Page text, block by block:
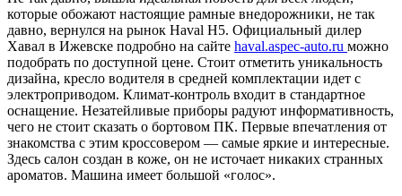
которые обожают настоящие рамные внедорожники, не так
давно, вернулся на рынок Haval H5. Официальный дилер
Хавал в Ижевске подробно на сайте haval.aspec-auto.ru можно
подобрать по доступной цене. Стоит отметить уникальность
дизайна, кресло водителя в средней комплектации идет с
электроприводом. Климат-контроль входит в стандартное
оснащение. Незатейливые приборы радуют информативность,
чего не стоит сказать о бортовом ПК. Первые впечатления от
знакомства с этим кроссовером — самые яркие и интересные.
Здесь салон создан в коже, он не источает никаких странных
ароматов. Машина имеет большой «голос».